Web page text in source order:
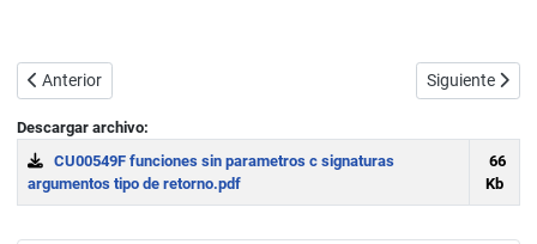
Artículo anterior: Ambito de variables en C. Globales y locales.
Anterior Artículo
Siguiente
Descargar archivo:
CU00549F funciones sin parametros c signaturas
argumentos tipo de retorno.pdf
66
Kb